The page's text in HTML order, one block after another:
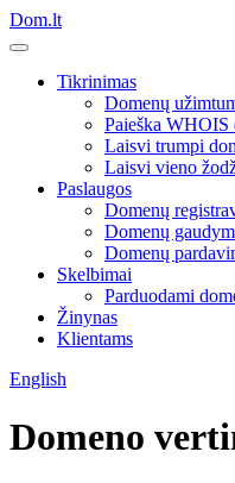
Dom.lt
Tikrinimas
Domenų
Paieška WHOIS
Laisvi trumpi
Laisvi vieno
Paslaugos
Domenų
Domenų
Domenų
Skelbimai
Parduodami
Žinynas
Klientams
English
Domeno